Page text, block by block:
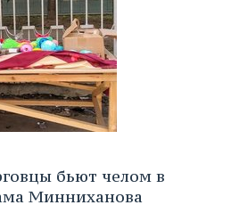
бьют челом в
Минниханова